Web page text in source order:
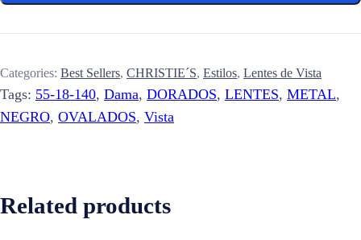
Categories: Best Sellers, CHRISTIE´S, Estilos, Lentes de Vista
Tags: 55-18-140, Dama, DORADOS, LENTES, METAL,
NEGRO, OVALADOS, Vista
Related products